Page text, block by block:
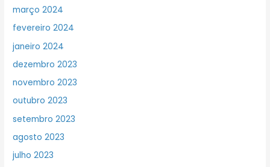
março 2024
fevereiro 2024
janeiro 2024
dezembro 2023
novembro 2023
outubro 2023
setembro 2023
agosto 2023
julho 2023